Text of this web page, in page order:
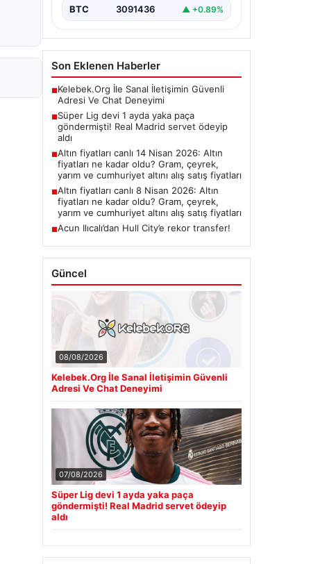
BTC 3091436 ▲ +0.89%
Son Eklenen Haberler
■Kelebek.Org İle Sanal İletişimin Güvenli
Adresi Ve Chat Deneyimi
■Süper Lig devi 1 ayda yaka paça
göndermişti! Real Madrid servet ödeyip
aldı
■Altın fiyatları canlı 14 Nisan 2026: Altın
fiyatları ne kadar oldu? Gram, çeyrek,
yarım ve cumhuriyet altını alış satış fiyatları
■Altın fiyatları canlı 8 Nisan 2026: Altın
fiyatları ne kadar oldu? Gram, çeyrek,
yarım ve cumhuriyet altını alış satış fiyatları
■Acun Ilıcalı’dan Hull City’e rekor transfer!
Güncel
08/08/2026
Kelebek.Org İle Sanal İletişimin Güvenli
Adresi Ve Chat Deneyimi
07/08/2026
Süper Lig devi 1 ayda yaka paça
göndermişti! Real Madrid servet ödeyip
aldı